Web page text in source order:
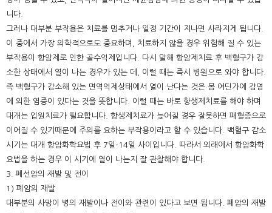
니다.
그러나 대부분 부작용은 치료를 멈추거나 일정 기간이 지나면 사라지게 됩니다.
이 중에서 가장 의학적으로도 중요하며, 치료하지 않을 경우 위험해 질 수 있는
부작용이 항암제로 인한 골수억제입니다. 다시 말해 항암제치료 후 백혈구가 감
소한 상태에서 열이 나는 경우가 있는 데, 이럴 때는 즉시 병원으로 와야 합니다.
즉 백혈구가 감소해 있는 면역억제상태에서 열이 난다는 것은 몸 어딘가에 감염
에 의한 염증이 있다는 것을 뜻합니다. 이럴 때는 바로 항생제치료를 해야 하며
대개는 입원치료가 필요합니다. 항생제치료가 늦어질 경우 잘못하면 패혈증으로
이어질 수 있기때문에 주의를 요하는 부작용이라고 할 수 있습니다. 백혈구 감소
시기는 대개 항암화학요법 후 7일-14일 사이입니다. 따라서 외래에서 항암화학
요법을 하는 경우 이 시기에 열이 나는지 잘 관찰해야 합니다.
3. 폐선암의 재발 및 전이
1) 폐암의 재발
대부분의 사망이 병의 재발이나 전이와 관련이 있다고 보면 됩니다. 폐암의 재발